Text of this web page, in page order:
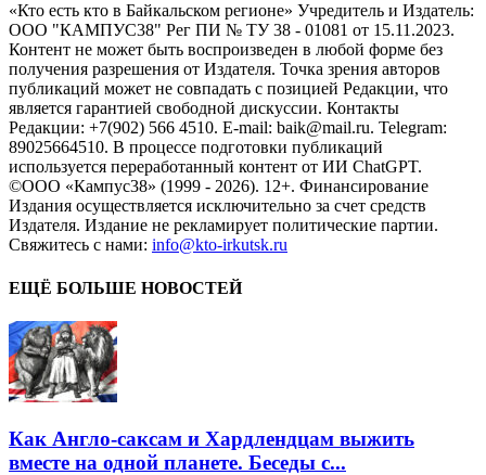
«Кто есть кто в Байкальском регионе» Учредитель и Издатель:
ООО "КАМПУС38" Рег ПИ № ТУ 38 - 01081 от 15.11.2023.
Контент не может быть воспроизведен в любой форме без
получения разрешения от Издателя. Точка зрения авторов
публикаций может не совпадать с позицией Редакции, что
является гарантией свободной дискуссии. Контакты
Редакции: +7(902) 566 4510. E-mail: baik@mail.ru. Telegram:
89025664510. В процессе подготовки публикаций
используется переработанный контент от ИИ ChatGPT.
©ООО «Кампус38» (1999 - 2026). 12+. Финансирование
Издания осуществляется исключительно за счет средств
Издателя. Издание не рекламирует политические партии.
Свяжитесь с нами: info@kto-irkutsk.ru
ЕЩЁ БОЛЬШЕ НОВОСТЕЙ
Как Англо-саксам и Хардлендцам выжить
вместе на одной планете. Беседы с...